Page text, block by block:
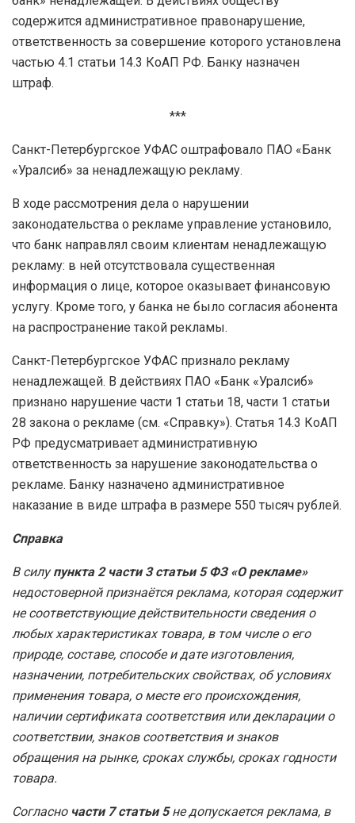
содержится административное правонарушение,
ответственность за совершение которого установлена
частью 4.1 статьи 14.3 КоАП РФ. Банку назначен
штраф.
***
Санкт-Петербургское УФАС оштрафовало ПАО «Банк
«Уралсиб» за ненадлежащую рекламу.
В ходе рассмотрения дела о нарушении
законодательства о рекламе управление установило,
что банк направлял своим клиентам ненадлежащую
рекламу: в ней отсутствовала существенная
информация о лице, которое оказывает финансовую
услугу. Кроме того, у банка не было согласия абонента
на распространение такой рекламы.
Санкт-Петербургское УФАС признало рекламу
ненадлежащей. В действиях ПАО «Банк «Уралсиб»
признано нарушение части 1 статьи 18, части 1 статьи
28 закона о рекламе (см. «Справку»). Статья 14.3 КоАП
РФ предусматривает административную
ответственность за нарушение законодательства о
рекламе. Банку назначено административное
наказание в виде штрафа в размере 550 тысяч рублей.
Справка
В силупункта 2 части 3 статьи 5 ФЗ «О рекламе»
недостоверной признаётся реклама, которая содержит
не соответствующие действительности сведения о
любых характеристиках товара, в том числе о его
природе, составе, способе и дате изготовления,
назначении, потребительских свойствах, об условиях
применения товара, о месте его происхождения,
наличии сертификата соответствия или декларации о
соответствии, знаков соответствия и знаков
обращения на рынке, сроках службы, сроках годности
товара.
Согласно части 7 статьи 5не допускается реклама, в